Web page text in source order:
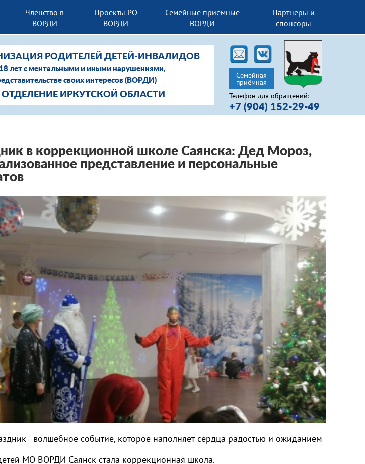
Членство в
ВОРДИ
Проекты РО
ВОРДИ
Семейные приемные
ВОРДИ
Партнеры и
спонсоры
Телефон для обращений:
+7 (904) 152-29-49
РОДИТЕЛЕЙ ДЕТЕЙ-ИНВАЛИДОВ
лет с ментальными и иными нарушениями,
своих интересов (ВОРДИ)
ИРКУТСКОЙ ОБЛАСТИ
Семейная
приёмная
в коррекционной школе Саянска: Дед Мороз,
представление и персональные
- волшебное событие, которое наполняет сердца радостью и ожиданием
МО ВОРДИ Саянск стала коррекционная школа.